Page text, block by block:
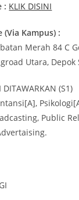
: KLIK DISINI
Kampus) :
Merah 84 C
Utara, Depok
DITAWARKAN (S1)
Public